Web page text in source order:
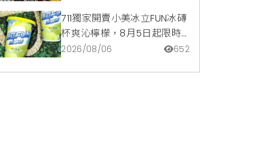
711獨家開賣小美冰立FUN冰磚
杯爽沁檸檬，8月5日起限時
嚐鮮價39元特調咖啡氣泡水
2026/08/06 652